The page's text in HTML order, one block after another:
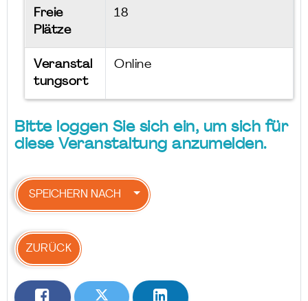
Freie
Plätze
18
Veranstal
tungsort
Online
Bitte loggen Sie sich ein, um sich für
diese Veranstaltung anzumelden.
SPEICHERN NACH
ZURÜCK